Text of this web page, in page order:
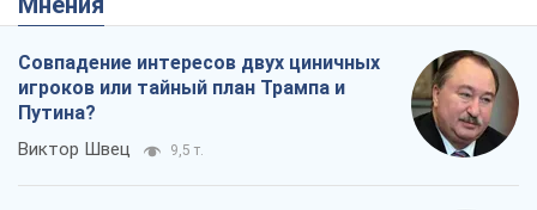
Совпадение интересов двух циничных
игроков или тайный план Трампа и
Путина?
Виктор Швец 9,5 т.